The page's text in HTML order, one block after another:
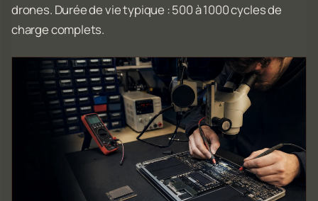
drones. Durée de vie typique : 500 à 1000 cycles de
charge complets.